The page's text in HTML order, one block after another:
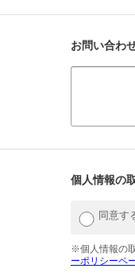
お問い合わ
個人情報の
同意す
※個人情報の
ーポリシーペ